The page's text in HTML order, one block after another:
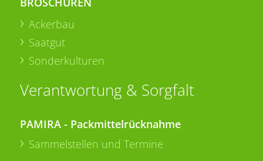
Ackerbau
Saatgut
Sonderkulturen
Verantwortung & Sorgfalt
PAMIRA - Packmittelrücknahme
Sammelstellen und Termine